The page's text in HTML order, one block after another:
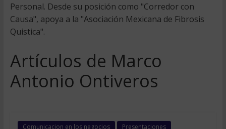
Personal. Desde su posición como "Corredor con
Causa", apoya a la "Asociación Mexicana de Fibrosis
Quistica".
Artículos de Marco
Antonio Ontiveros
Comunicacion en los negocios Presentaciones